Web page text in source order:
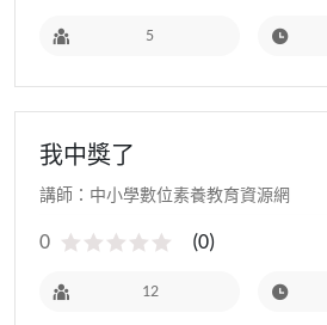
5
我中獎了
講師：中小學數位素養教育資源網
0 (0)
12